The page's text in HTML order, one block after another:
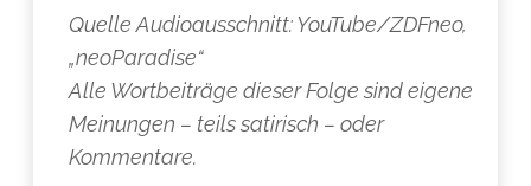
Quelle Audioausschnitt: YouTube/ZDFneo,
„neoParadise“
Alle Wortbeiträge dieser Folge sind eigene
Meinungen – teils satirisch – oder
Kommentare.